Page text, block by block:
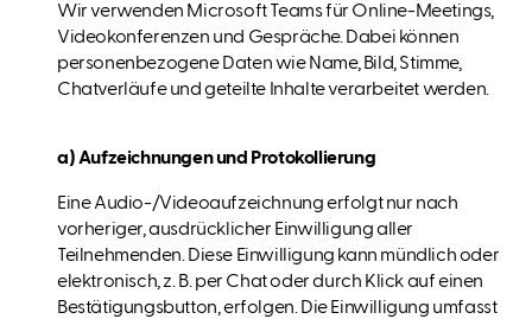
Wir verwenden Microsoft Teams für Online-Meetings,
Videokonferenzen und Gespräche. Dabei können
personenbezogene Daten wie Name, Bild, Stimme,
Chatverläufe und geteilte Inhalte verarbeitet werden.
a) Aufzeichnungen und Protokollierung
Eine Audio-/Videoaufzeichnung erfolgt nur nach
vorheriger, ausdrücklicher Einwilligung aller
Teilnehmenden. Diese Einwilligung kann mündlich oder
elektronisch, z. B. per Chat oder durch Klick auf einen
Bestätigungsbutton, erfolgen. Die Einwilligung umfasst